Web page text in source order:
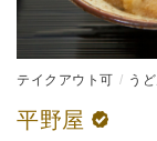
テイクアウト可 う
平野屋